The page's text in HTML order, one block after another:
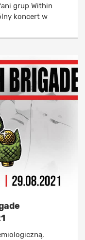
grup Within
koncert w